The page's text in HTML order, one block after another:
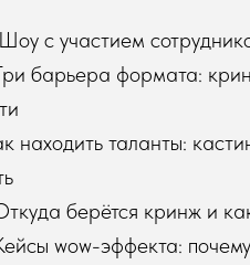
с участием
барьера формата:
находить таланты:
берётся кринж и
wow-эффекта: